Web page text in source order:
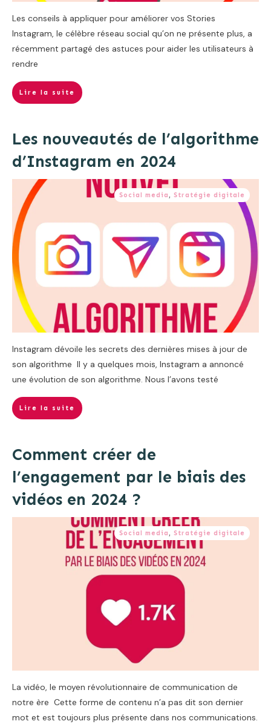
Les conseils à appliquer pour améliorer vos Stories
Instagram, le célèbre réseau social qu’on ne présente plus, a
récemment partagé des astuces pour aider les utilisateurs à
rendre
Lire la suite
Les nouveautés de l’algorithme
d’Instagram en 2024
Social media , Stratégie digitale
Instagram dévoile les secrets des dernières mises à jour de
son algorithme Il y a quelques mois, Instagram a annoncé
une évolution de son algorithme. Nous l’avons testé
Lire la suite
Comment créer de
l’engagement par le biais des
vidéos en 2024 ?
Social media , Stratégie digitale
La vidéo, le moyen révolutionnaire de communication de
notre ère Cette forme de contenu n’a pas dit son dernier
mot et est toujours plus présente dans nos communications.